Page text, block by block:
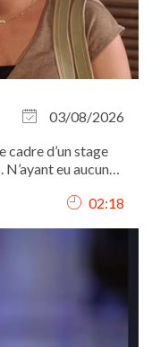
03/08/2026
cadre d’un stage
de comédienne.
02:18